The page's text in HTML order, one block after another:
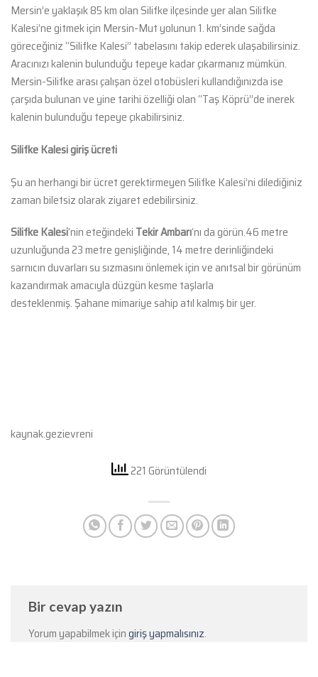
Mersin’e yaklaşık 85 km olan Silifke ilçesinde yer alan Silifke
Kalesi’ne gitmek için Mersin-Mut yolunun 1. km’sinde sağda
göreceğiniz “Silifke Kalesi” tabelasını takip ederek ulaşabilirsiniz.
Aracınızı kalenin bulunduğu tepeye kadar çıkarmanız mümkün.
Mersin-Silifke arası çalışan özel otobüsleri kullandığınızda ise
çarşıda bulunan ve yine tarihi özelliği olan “Taş Köprü”de inerek
kalenin bulunduğu tepeye çıkabilirsiniz.
Silifke Kalesi giriş ücreti
Şu an herhangi bir ücret gerektirmeyen Silifke Kalesi’ni dilediğiniz
zaman biletsiz olarak ziyaret edebilirsiniz.
Silifke Kalesi‘nin eteğindeki Tekir Ambarı‘nı da görün.46 metre
uzunluğunda 23 metre genişliğinde, 14 metre derinliğindeki
sarnıcın duvarları su sızmasını önlemek için ve anıtsal bir görünüm
kazandırmak amacıyla düzgün kesme taşlarla
desteklenmiş. Şahane mimariye sahip atıl kalmış bir yer.
kaynak.gezievreni
221 Görüntülendi
Bir cevap yazın
Yorum yapabilmek içingiriş yapmalısınız.